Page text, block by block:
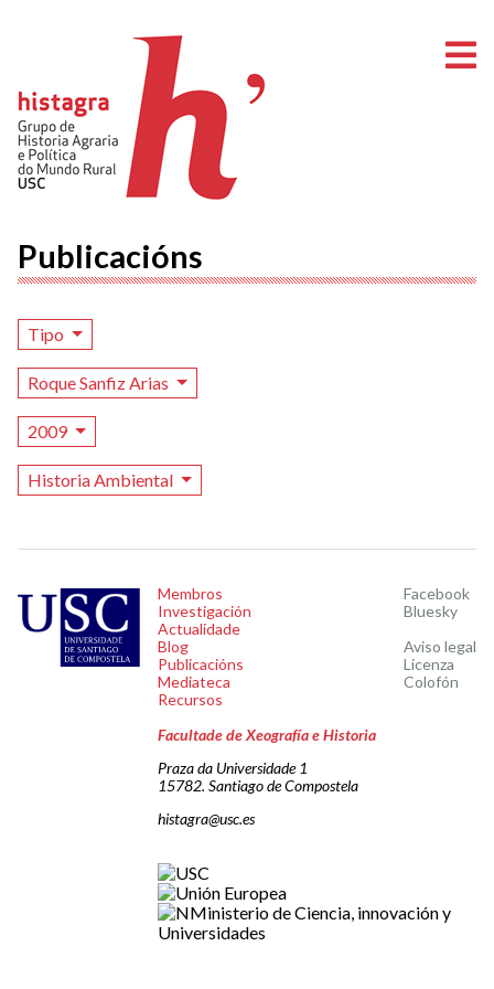
Publicacións
Tipo
Roque Sanfiz Arias
2009
Historia Ambiental
Membros
Investigación
Actualidade
Blog
Publicacións
Mediateca
Recursos
Facebook
Bluesky
Aviso legal
Licenza
Colofón
Facultade de Xeografía e Historia
Praza da Universidade 1
15782. Santiago de Compostela
histagra@usc.es